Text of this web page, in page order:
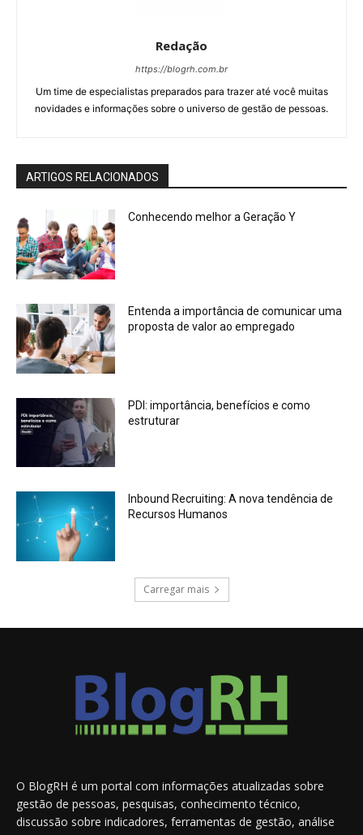
Redação
https://blogrh.com.br
Um time de especialistas preparados para trazer até você muitas
novidades e informações sobre o universo de gestão de pessoas.
ARTIGOS RELACIONADOS
Conhecendo melhor a Geração Y
Entenda a importância de comunicar uma
proposta de valor ao empregado
PDI: importância, benefícios e como
estruturar
Inbound Recruiting: A nova tendência de
Recursos Humanos
Carregar mais
O BlogRH é um portal com informações atualizadas sobre
gestão de pessoas, pesquisas, conhecimento técnico,
discussão sobre indicadores, ferramentas de gestão, análise